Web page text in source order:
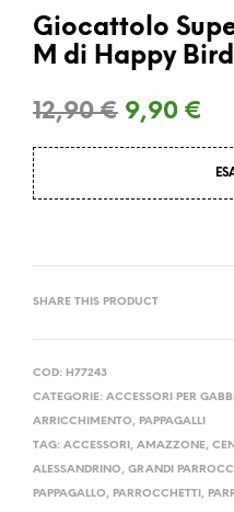
Giocattolo
M di Happy Bird
12,90€ Il
prezzo
originale
9,90 €
SHARE THIS PRODUCT
COD: H77243
CATEGORIE: ACCESSORI PER
ARRICCHIMENTO, PAPPAGALLI
TAG: ACCESSORI, AMAZZONE,
ALESSANDRINO, GRANDI
PAPPAGALLO, PARROCCHETTI,